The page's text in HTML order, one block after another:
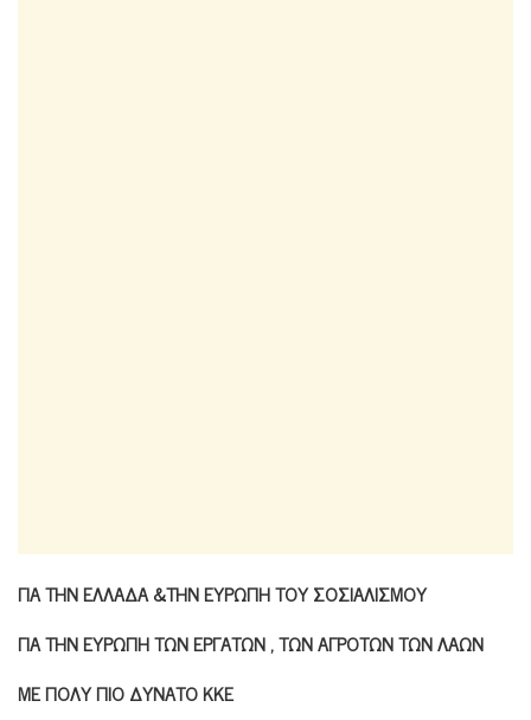
ΓΙΑ ΤΗΝ ΕΛΛΑΔΑ &ΤΗΝ ΕΥΡΩΠΗ ΤΟΥ ΣΟΣΙΑΛΙΣΜΟΥ
ΓΙΑ ΤΗΝ ΕΥΡΩΠΗ ΤΩΝ ΕΡΓΑΤΩΝ , ΤΩΝ ΑΓΡΟΤΩΝ ΤΩΝ ΛΑΩΝ
ΜΕ ΠΟΛΥ ΠΙΟ ΔΥΝΑΤΟ ΚΚΕ